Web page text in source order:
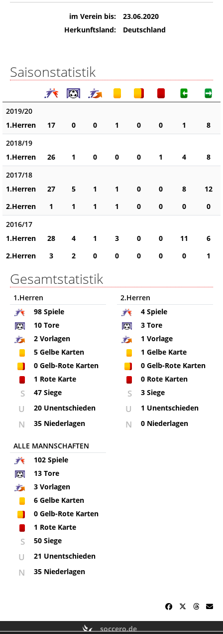
im Verein bis:
23.06.2020
Herkunftsland:
Deutschland
Saisonstatistik
2019/20
1.Herren
17 0 0 1 0 0 1
8
2018/19
1.Herren
26 1 0 0 0 1 4
8
2017/18
1.Herren
27 5 1 1 0 0 8
12
2.Herren
1 1 1 1 0 0 0
0
2016/17
1.Herren
28 4 1 3 0 0 11
6
2.Herren
3 2 0 0 0 0 0 1
Gesamtstatistik
1.Herren
98 Spiele
10 Tore
2 Vorlagen
5 Gelbe Karten
0 Gelb-Rote Karten
1 Rote Karte
S 47 Siege
U 20 Unentschieden
N 35 Niederlagen
2.Herren
4Spiele
3Tore
1 Vorlage
1 Gelbe Karte
0Gelb-Rote Karten
0Rote Karten
S 3 Siege
U 1 Unentschieden
N 0 Niederlagen
ALLE MANNSCHAFTEN
102 Spiele
13 Tore
3 Vorlagen
6 Gelbe Karten
0 Gelb-Rote Karten
1 Rote Karte
S 50 Siege
U 21 Unentschieden
N 35 Niederlagen
soccero.de